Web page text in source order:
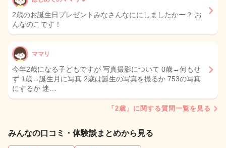
2歳のお誕生日プレゼントみなさんなににしましたかー？ お
んなのこです！
ママリ
今年2歳になる子どもですが 写真撮影について 0歳→何もせ
ず 1歳→誕生月に写真 2歳は誕生の写真を撮るか 753の写真
にするか 迷…
「2歳」に関する質問一覧を見る
みんなの口コミ・体験談まとめから見る